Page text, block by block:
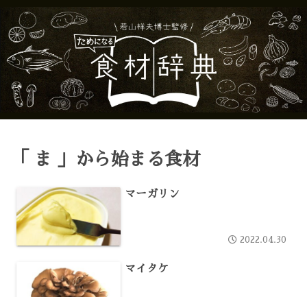
「 ま 」から始まる食材
マーガリン
2022.04.30
マイタケ